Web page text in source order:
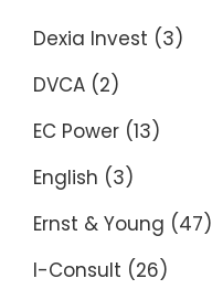
Dexia Invest (3)
DVCA (2)
EC Power (13)
English (3)
Ernst & Young (47)
I-Consult (26)